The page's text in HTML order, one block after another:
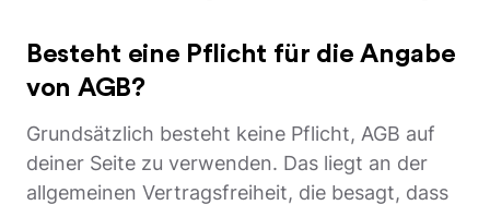
Besteht eine Pflicht für die Angabe
von AGB?
Grundsätzlich besteht keine Pflicht, AGB auf
deiner Seite zu verwenden. Das liegt an der
allgemeinen Vertragsfreiheit, die besagt, dass